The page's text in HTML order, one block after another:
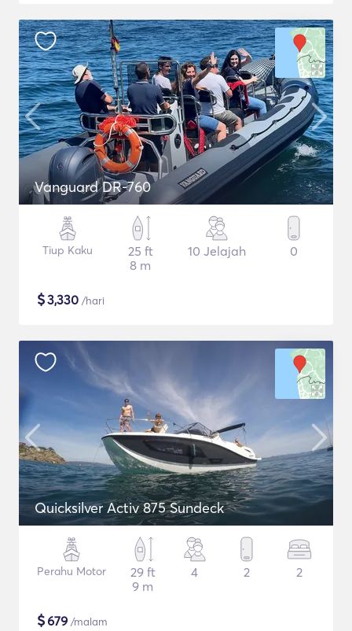
Vanguard DR-760
Tiup Kaku
25 ft
8 m
10 Jelajah 0
$3,330 /hari
Quicksilver Activ 875 Sundeck
Perahu Motor
29 ft
9 m
4 2 2
$679 /malam